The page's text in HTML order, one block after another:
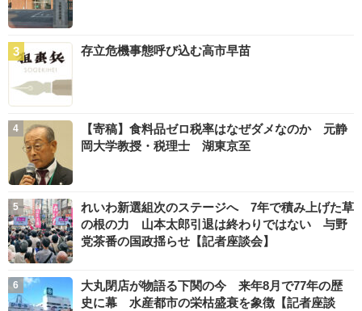
存立危機事態呼び込む高市早苗
【寄稿】食料品ゼロ税率はなぜダメなのか 元静
岡大学教授・税理士 湖東京至
れいわ新選組次のステージへ 7年で積み上げた草
の根の力 山本太郎引退は終わりではない 与野
党茶番の国政揺らせ【記者座談会】
大丸閉店が物語る下関の今 来年8月で77年の歴
史に幕 水産都市の栄枯盛衰を象徴【記者座談